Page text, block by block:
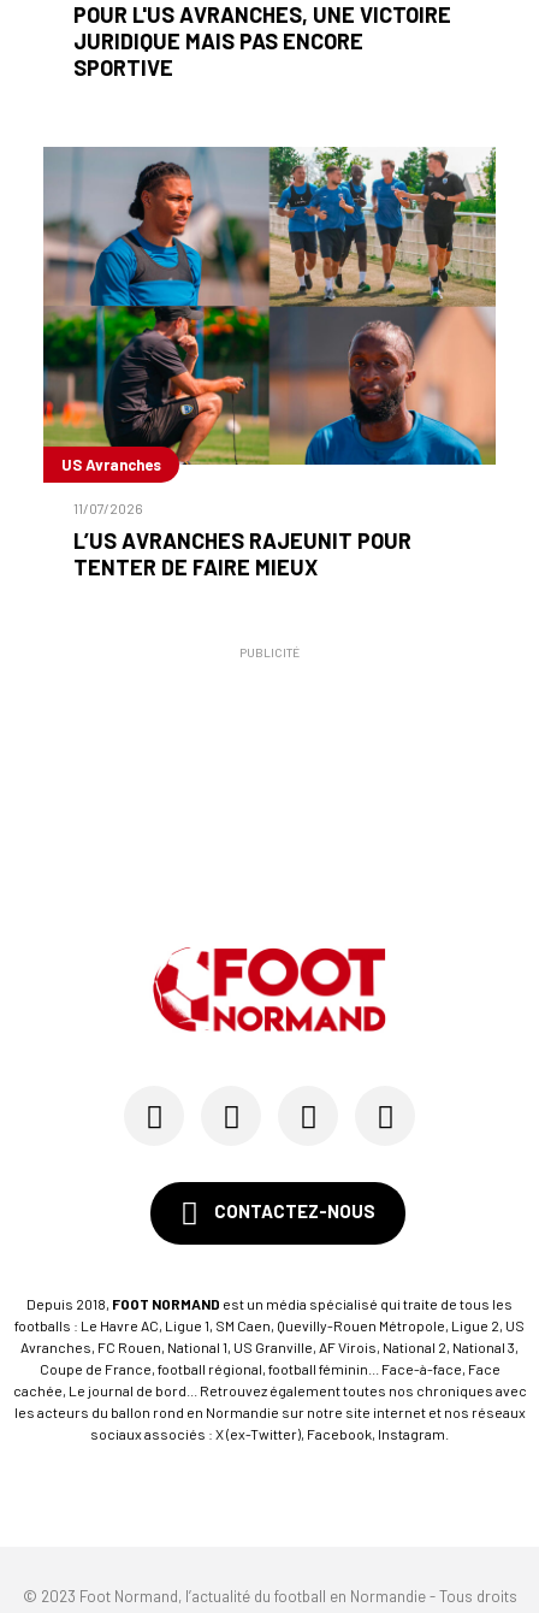
POUR L'US AVRANCHES, UNE VICTOIRE
JURIDIQUE MAIS PAS ENCORE
SPORTIVE
US Avranches
11/07/2026
L’US AVRANCHES RAJEUNIT POUR
TENTER DE FAIRE MIEUX
PUBLICITÉ
CONTACTEZ-NOUS
Depuis 2018, FOOT NORMAND est un média spécialisé qui traite de tous les
footballs : Le Havre AC, Ligue 1, SM Caen, Quevilly-Rouen Métropole, Ligue 2, US
Avranches, FC Rouen, National 1, US Granville, AF Virois, National 2, National 3,
Coupe de France, football régional, football féminin... Face-à-face, Face
cachée, Le journal de bord... Retrouvez également toutes nos chroniques avec
les acteurs du ballon rond en Normandie sur notre site internet et nos réseaux
sociaux associés : X (ex-Twitter), Facebook, Instagram.
© 2023 Foot Normand, l’actualité du football en Normandie - Tous droits